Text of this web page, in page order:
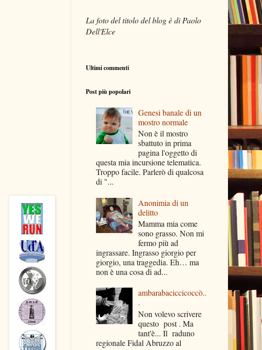
La foto del titolo del blog è di Paolo
Dell'Elce
Ultimi commenti
Post più popolari
Genesi banale di un
mostro normale
Non è il mostro
sbattuto in prima
pagina l'oggetto di
questa mia incursione telematica.
Troppo facile. Parlerò di qualcosa
di "...
Anonimia di un
delitto
Mamma mia come
sono grasso. Non mi
fermo più ad
ingrassare. Ingrasso giorgio per
giorgio, una traggedia. Eh… ma
non è una cosa di ad...
ambarabaciccicoccò..
.
Non volevo scrivere
questo post . Ma
tant'è... Il raduno
regionale Fidal Abruzzo al